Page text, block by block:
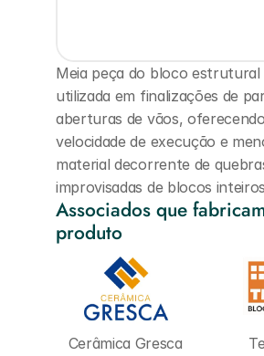
Meia peça do bloco estrutural
utilizada em finalizações de
aberturas de vãos,
velocidade de execução e
material decorrente de
improvisadas de blocos
Associados que
produto
Cerâmica Gresca